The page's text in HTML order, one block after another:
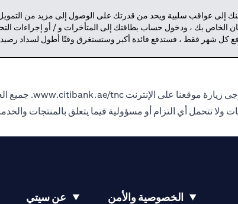
إلى عواقب سلبية ويحد من قدرتك على الوصول إلى مزيد من
الخاص بك ، ودخول حساب بطاقتك إلى المتأخرات و / أو إجراءات
كل شهر فقط ، فستدفع فائدة أكبر وستستغرق وقتًا أطول لسداد
زيارة موقعنا على الإنترنت www.citibank.ae/tnc. جميع
ولا تتحمل أي التزام أو مسؤولية فيما يتعلق بالمنتجات
الخصوصية والأمن عن سيتي